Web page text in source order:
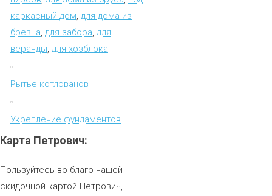
каркасный дом для дома из
бревна для забора для
веранды для хозблока
Рытье котлованов
Укрепление фундаментов
Карта Петрович:
Пользуйтесь во благо нашей
скидочной картой Петрович,